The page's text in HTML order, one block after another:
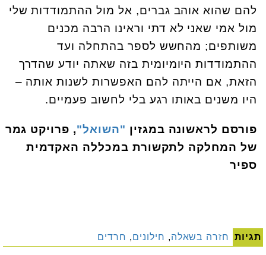
להם שהוא אוהב גברים, אל מול ההתמודדות שלי
מול אמי שאני לא דתי וראינו הרבה מכנים
משותפים; מהחשש לספר בהתחלה ועד
ההתמודדות היומיומית בזה שאתה יודע שהדרך
הזאת, אם הייתה להם האפשרות לשנות אותה –
היו משנים באותו רגע בלי לחשוב פעמיים.
פורסם לראשונה במגזין "השואל", פרויקט גמר
של המחלקה לתקשורת במכללה האקדמית
ספיר
תגיות חזרה בשאלה, חילונים, חרדים